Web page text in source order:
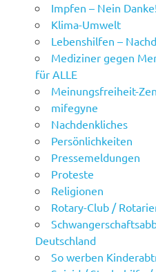
Impfen – Nein
Klima-Umwelt
Lebenshilfen –
Mediziner gegen
für ALLE
Meinungsfreiheit-
mifegyne
Nachdenkliches
Persönlichkeiten
Pressemeldungen
Proteste
Religionen
Rotary-Club /
Deutschland
So werben